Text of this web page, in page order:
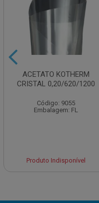
ACETATO KOTHERM
CRISTAL 0,20/620/1200
Código: 9055
Embalagem: FL
Produto Indisponível